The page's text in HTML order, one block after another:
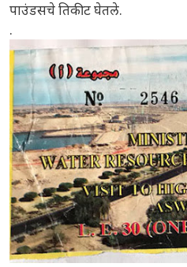
पाउंडसचे तिकीट घेतले.
.